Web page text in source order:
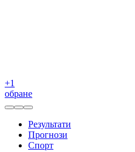
+1
обране
Результати
Прогнози
Спорт